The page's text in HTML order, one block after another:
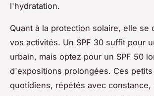
l'hydratation.
Quant à la protection solaire, elle se
vos activités. Un SPF 30 suffit pour
urbain, mais optez pour un SPF 50
d'expositions prolongées. Ces
quotidiens, répétés avec